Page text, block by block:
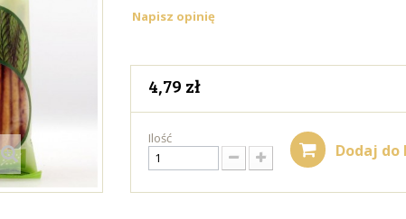
Napisz opinię
4,79 zł
Ilość
Dodaj do